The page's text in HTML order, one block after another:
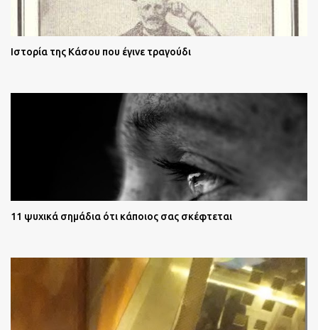
Ιστορία της Κάσου που έγινε τραγούδι
11 ψυχικά σημάδια ότι κάποιος σας σκέφτεται